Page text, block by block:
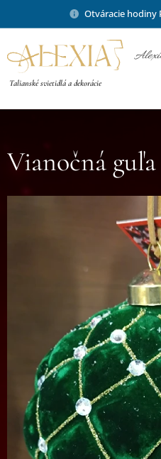
Otváracie hodiny
Talianské svietidlá a dekorácie
Vianočná